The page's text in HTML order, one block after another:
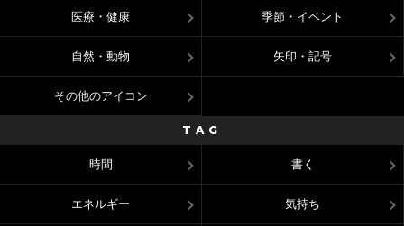
医療・健康 季節・イベント
自然・動物 矢印・記号
その他のアイコン
TAG
時間 書く
エネルギー 気持ち